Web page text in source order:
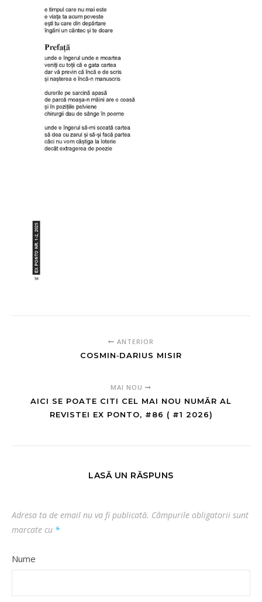
ANTERIOR
COSMIN‑DARIUS MISIR
MAI NOU
AICI SE POATE CITI CEL MAI NOU NUMĂR AL
REVISTEI EX PONTO, #86 ( #1 2026)
LASĂ UN RĂSPUNS
Adresa ta de email nu va fi publicată. Câmpurile obligatorii sunt
marcate cu *
Nume